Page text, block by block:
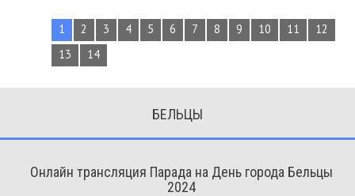
1 2 3 4 5 6 7 8 9 10 11
12
13
14
БЕЛЬЦЫ
Онлайн трансляция Парада на День города Бельцы
2024